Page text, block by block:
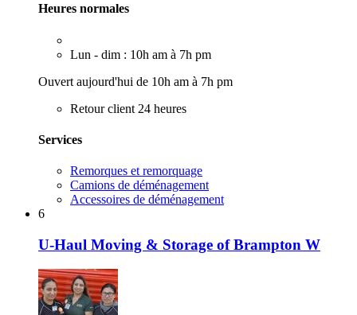
Heures normales
Lun - dim : 10h am à 7h pm
Ouvert aujourd'hui de 10h am à 7h pm
Retour client 24 heures
Services
Remorques et remorquage
Camions de déménagement
Accessoires de déménagement
6
U-Haul Moving & Storage of Brampton W